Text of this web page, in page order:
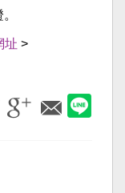
址 >